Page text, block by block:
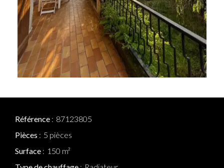
Référence
87123805
Pièces
5 pièces
Surface
150 m²